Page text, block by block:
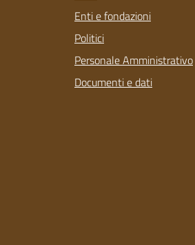
Enti e fondazioni
Politici
Personale Amministrativo
Documenti e dati